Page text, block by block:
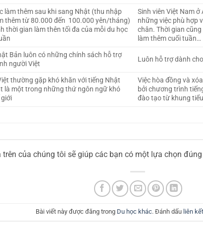
làm thêm sau khi sang Nhật (thu nhập
thêm từ 80.000 đến 100.000 yên/tháng)
thời gian làm thên tối đa của mỗi du học
Sinh viên Việt Nam
những việc phù hợp
chân. Thời gian
làm thêm cuối tuần…
Bản luôn có những chính sách hỗ trợ
người Việt
Luôn hỗ trợ dành
thường gặp khó khăn với tiếng Nhật
là một trong những thứ ngôn ngữ khó
Việc hòa đồng và
bởi chương trình
đào tạo từ khung
của chúng tôi sẽ giúp các bạn có một lựa chọn
Bài viết này được đăng trong Du học khác. Đánh dấu liên